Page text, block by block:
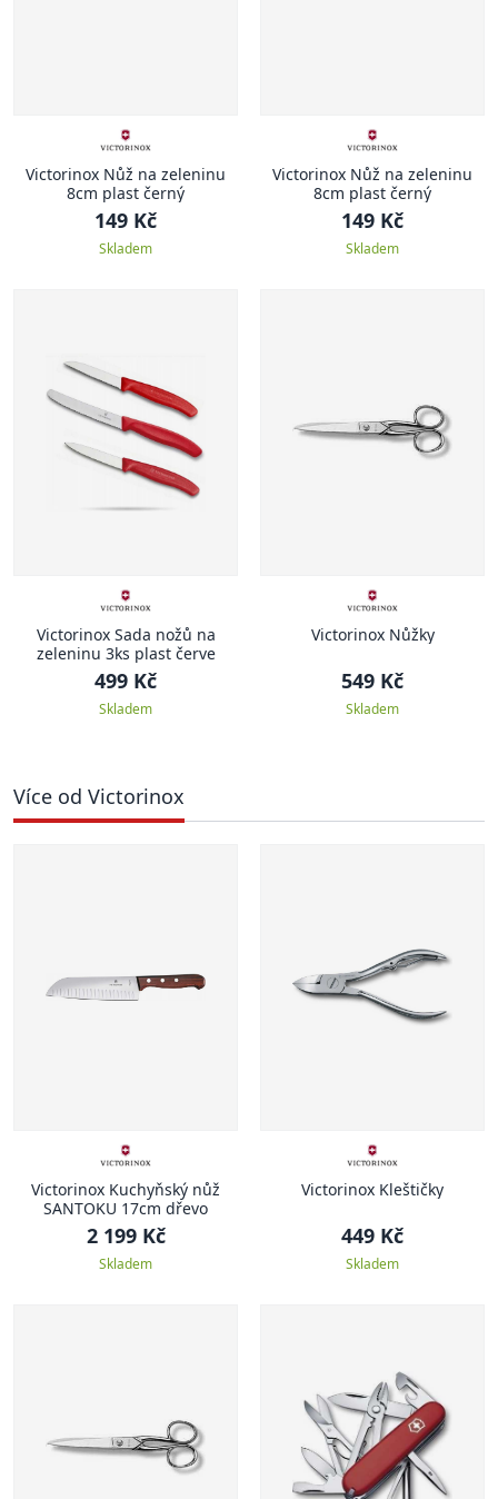
Victorinox Nůž na zeleninu
8cm plast černý
149 Kč
Skladem
Victorinox Nůž na zeleninu
8cm plast černý
149 Kč
Skladem
Victorinox Sada nožů na
zeleninu 3ks plast červe
499 Kč
Skladem
Victorinox Nůžky
549 Kč
Skladem
Více od Victorinox
Victorinox Kuchyňský nůž
SANTOKU 17cm dřevo
2 199 Kč
Skladem
Victorinox Kleštičky
449 Kč
Skladem